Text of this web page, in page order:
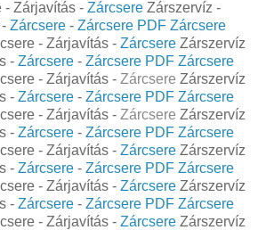
- Zárjavítás - Zárcsere Zárszervíz -
Zárcsere - Zárcsere PDF Zárcsere
- Zárjavítás - Zárcsere Zárszervíz
- Zárcsere - Zárcsere PDF Zárcsere
- Zárjavítás - Zárcsere Zárszervíz
- Zárcsere - Zárcsere PDF Zárcsere
- Zárjavítás - Zárcsere Zárszervíz
- Zárcsere - Zárcsere PDF Zárcsere
- Zárjavítás - Zárcsere Zárszervíz
- Zárcsere - Zárcsere PDF Zárcsere
- Zárjavítás - Zárcsere Zárszervíz
- Zárcsere - Zárcsere PDF Zárcsere
- Zárjavítás - Zárcsere Zárszervíz